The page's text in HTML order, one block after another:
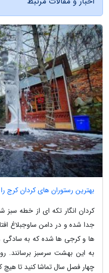
بهترین رستوران های کردان کرج
کردان انگار تکه ای از خطه
جدا شده و در دامن ساوجبلاغ
ها و کرجی ها شده که به سادگی
به این بهشت سرسبز برسانند.
چهار فصل سال تماشا کنید تا هیچ